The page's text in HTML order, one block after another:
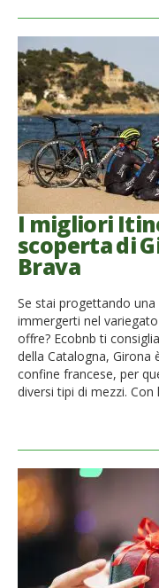
I migliori
scoperta di
Brava
Se stai progettando
immergerti nel
offre? Ecobnb ti
della Catalogna, Girona
confine francese, per
diversi tipi di mezzi.